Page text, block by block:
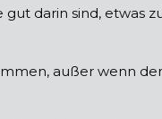
darin sind, etwas
außer wenn